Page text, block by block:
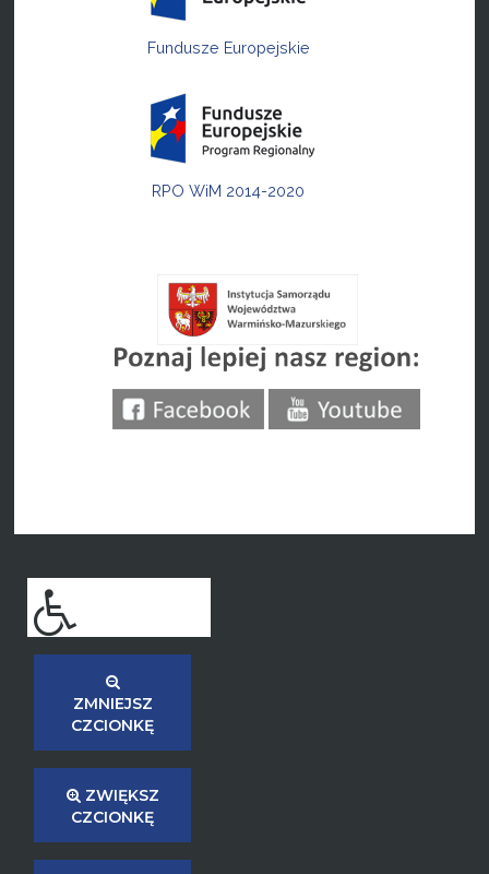
Fundusze Europejskie
RPO WiM 2014-2020
ZMNIEJSZ
CZCIONKĘ
ZWIĘKSZ
CZCIONKĘ